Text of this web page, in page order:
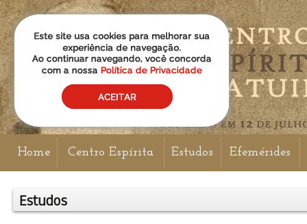
Home Centro Espírita Estudos Efemérides
Estudos